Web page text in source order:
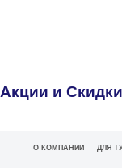
Акции и Скидки
О КОМПАНИИ ДЛЯ